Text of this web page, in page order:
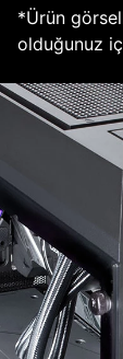
*Ürün
olduğunuz